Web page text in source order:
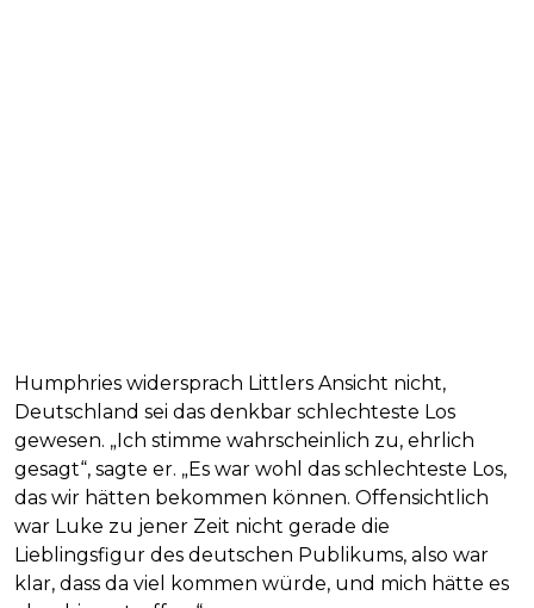
Humphries widersprach Littlers Ansicht nicht,
Deutschland sei das denkbar schlechteste Los
gewesen. „Ich stimme wahrscheinlich zu, ehrlich
gesagt“, sagte er. „Es war wohl das schlechteste Los,
das wir hätten bekommen können. Offensichtlich
war Luke zu jener Zeit nicht gerade die
Lieblingsfigur des deutschen Publikums, also war
klar, dass da viel kommen würde, und mich hätte es